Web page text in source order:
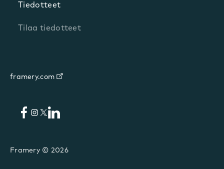
Tiedotteet
Tilaa tiedotteet
framery.com
Facebook Instagram X LinkedIn
Framery © 2026